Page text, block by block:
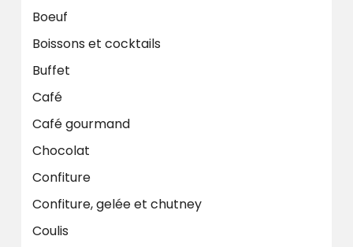
Boeuf
Boissons et cocktails
Buffet
Café
Café gourmand
Chocolat
Confiture
Confiture, gelée et chutney
Coulis